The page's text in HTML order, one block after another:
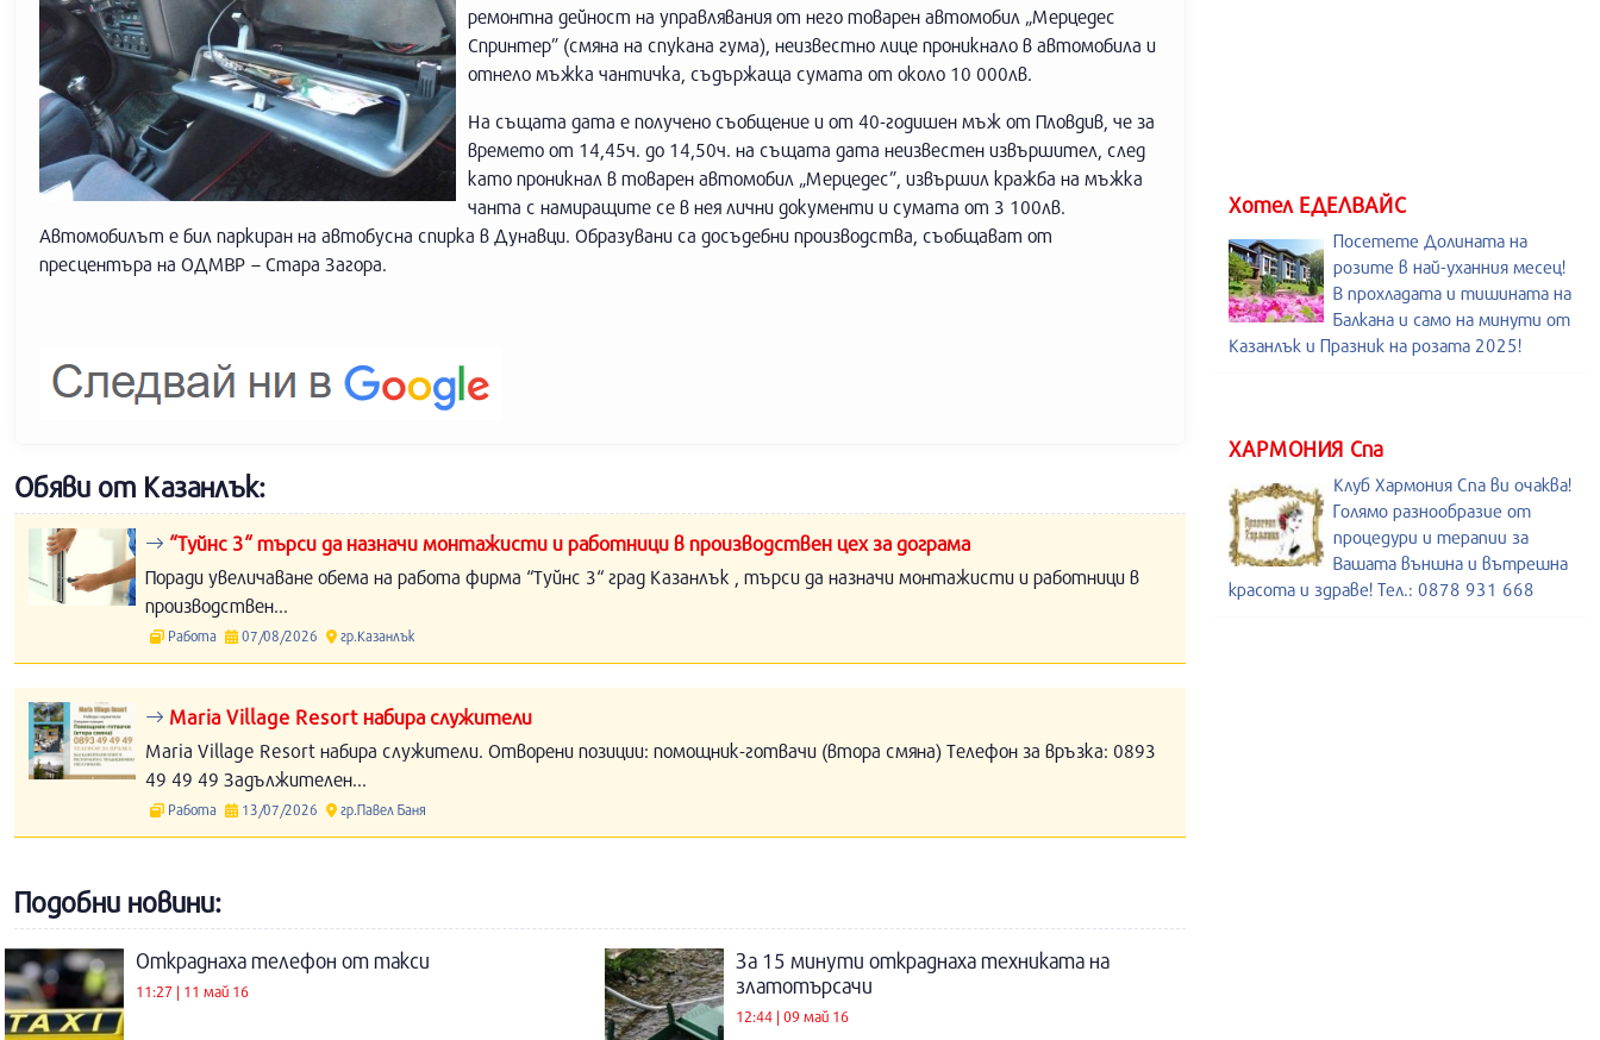
ремонтна дейност на управлявания от него товарен автомобил „Мерцедес
Спринтер” (смяна на спукана гума), неизвестно лице проникнало в автомобила и
отнело мъжка чантичка, съдържаща сумата от около 10 000лв.
На същата дата е получено съобщение и от 40-годишен мъж от Пловдив, че за
времето от 14,45ч. до 14,50ч. на същата дата неизвестен извършител, след
като проникнал в товарен автомобил „Мерцедес”, извършил кражба на мъжка
чанта с намиращите се в нея лични документи и сумата от 3 100лв.
Автомобилът е бил паркиран на автобусна спирка в Дунавци. Образувани са досъдебни производства, съобщават от
пресцентъра на ОДМВР – Стара Загора.
Обяви от Казанлък:
“Туйнс 3“ търси да назначи монтажисти и работници в производствен цех за дограма
Поради увеличаване обема на работа фирма “Туйнс 3“ град Казанлък , търси да назначи монтажисти и работници в
производствен...
Работа 07/08/2026 гр.Казанлък
Maria Village Resort набира служители
Maria Village Resort набира служители. Отворени позиции: помощник-готвачи (втора смяна) Телефон за връзка: 0893
49 49 49 Задължителен...
Работа 13/07/2026 гр.Павел Баня
Подобни новини:
Откраднаха телефон от такси
11:27 | 11 май 16
За 15 минути откраднаха техниката на
златотърсачи
12:44 | 09 май 16
Хотел ЕДЕЛВАЙС
Посетете Долината на
розите в най-уханния месец!
В прохладата и тишината на
Балкана и само на минути от
Казанлък и Празник на розата 2025!
ХАРМОНИЯ Спа
Клуб Хармония Спа ви очаква!
Голямо разнообразие от
процедури и терапии за
Вашата външна и вътрешна
красота и здраве! Тел.: 0878 931 668